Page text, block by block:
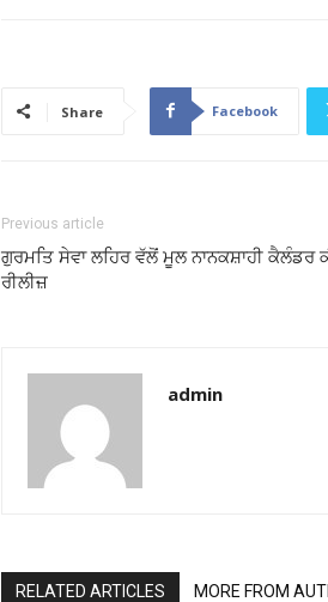
Share Facebook
Previous article
ਗੁਰਮਤਿ ਸੇਵਾ ਲਹਿਰ ਵੱਲੋਂ ਮੂਲ ਨਾਨਕਸ਼ਾਹੀ ਕੈਲੰਡਰ
ਰੀਲੀਜ਼
admin
RELATED ARTICLES MORE FROM